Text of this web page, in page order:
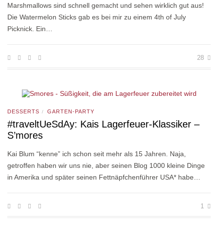
Marshmallows sind schnell gemacht und sehen wirklich gut aus!
Die Watermelon Sticks gab es bei mir zu einem 4th of July
Picknick. Ein…
28
DESSERTS / GARTEN-PARTY
#traveltUeSdAy: Kais Lagerfeuer-Klassiker –
S’mores
Kai Blum “kenne” ich schon seit mehr als 15 Jahren. Naja,
getroffen haben wir uns nie, aber seinen Blog 1000 kleine Dinge
in Amerika und später seinen Fettnäpfchenführer USA* habe…
1